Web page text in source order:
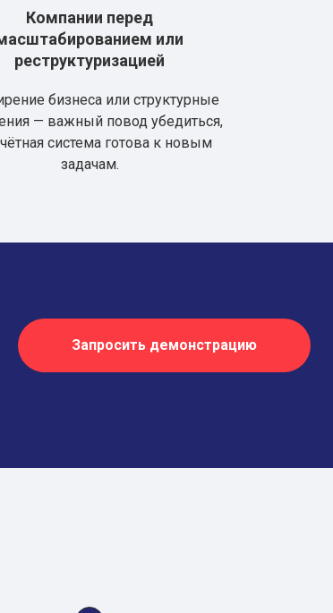
Компании перед
или
реструктуризацией
бизнеса или структурные
— важный повод убедиться,
система готова к новым
задачам.
Запросить демонстрацию